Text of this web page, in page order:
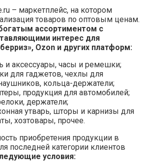
– маркетплейс, на котором
товаров по оптовым ценам.
ассортиментом с
интерес для
Ozon и других платформ:
и аксессуары, часы и ремешки;
для гаджетов, чехлы для
кольца-держатели;
продукция для автомобилей;
держатели;
утварь, шторы и карнизы для
хозтовары, прочее.
приобретения продукции в
последней категории клиентов
условия: